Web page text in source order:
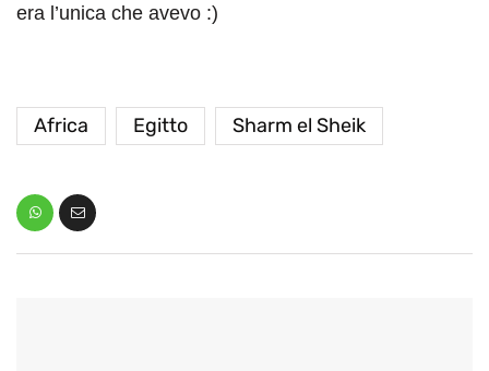
era l’unica che avevo :)
Africa Egitto Sharm el Sheik